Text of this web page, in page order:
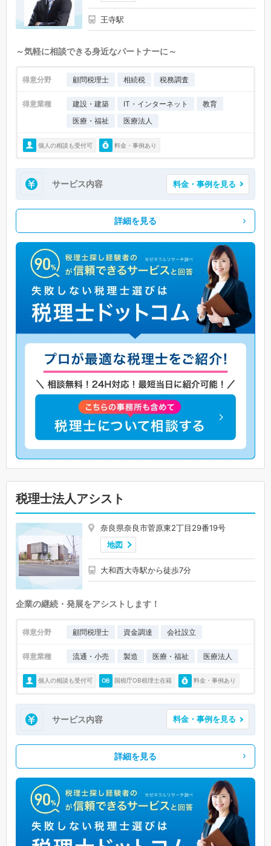
王寺駅
～気軽に相談できる身近なパートナーに～
得意分野 顧問税理士 相続税 税務調査
得意業種 建設・建築 IT・インターネット
教育
医療・福祉
医療法人
個人の相談も受付可 料金・事例あり
サービス内容 料金・事例を見る
詳細を見る
税理士法人アシスト
奈良県奈良市菅原東2丁目29番19号
地図
大和西大寺駅から徒歩7分
企業の継続・発展をアシストします！
得意分野 顧問税理士 資金調達 会社設立
得意業種 流通・小売 製造 医療・福祉 医療法人
個人の相談も受付可 国税庁OB税理士在籍 料金・事例あり
サービス内容 料金・事例を見る
詳細を見る